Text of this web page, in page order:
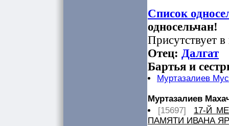
Список
односельчан!
Присутствует
Отец: Далгат
Бартья и
Муртазалиев
Муртазалиев
[15697]
17-Й
ПАМЯТИ ИВАНА